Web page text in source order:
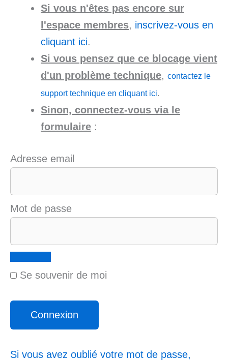
Si vous n'êtes pas encore sur
l'espace membres, inscrivez-vous en
cliquant ici.
Si vous pensez que ce blocage vient
d'un problème technique, contactez le
support technique en cliquant ici.
Sinon, connectez-vous via le
formulaire :
Adresse email
Mot de passe
Se souvenir de moi
Si vous avez oublié votre mot de passe,